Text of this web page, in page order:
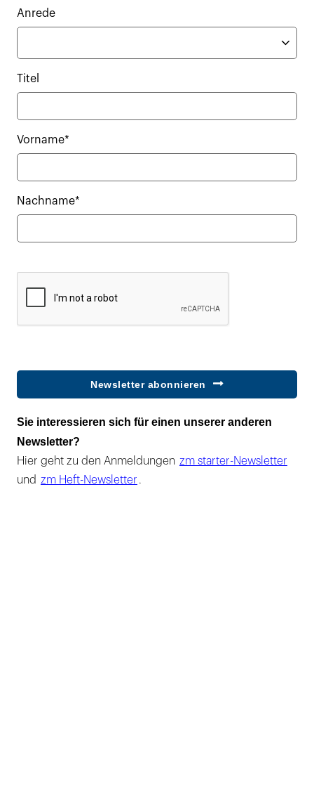
Anrede
Titel
Vorname*
Nachname*
Newsletter abonnieren
Sie interessieren sich für einen unserer anderen
Newsletter?
Hier geht zu den Anmeldungen zm starter-Newsletter
und zm Heft-Newsletter .